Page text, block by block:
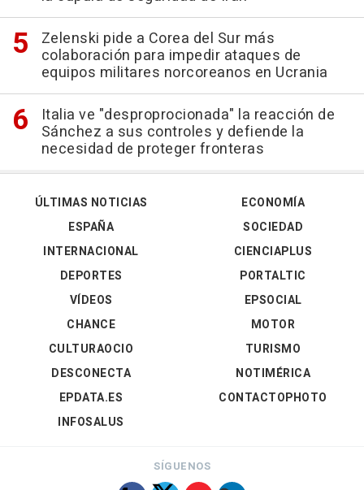
Zelenski pide a Corea del Sur más
colaboración para impedir ataques de
equipos militares norcoreanos en Ucrania
Italia ve "desproprocionada" la reacción de
Sánchez a sus controles y defiende la
necesidad de proteger fronteras
ÚLTIMAS NOTICIAS
ESPAÑA
INTERNACIONAL
DEPORTES
VÍDEOS
ECONOMÍA
SOCIEDAD
CIENCIAPLUS
PORTALTIC
EPSOCIAL
CHANCE
CULTURAOCIO
DESCONECTA
EPDATA.ES
INFOSALUS
MOTOR
TURISMO
NOTIMÉRICA
CONTACTOPHOTO
SÍGUENOS